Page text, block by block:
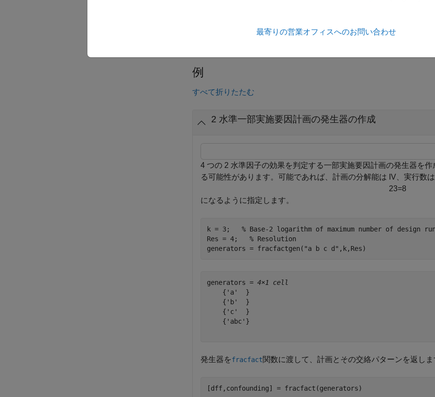
け入れる計画の発生器を返します。 fullFactorsを指定しない場合、
例
すべて折りたたむ
2 水準一部実施要因計画の発生器の作成
4 つの 2 水準因子の効果を判定する一部実施要因計画の発生器を
る可能性があります。可能であれば、計画の分解能は IV、実行数
23=8
になるように指定します。
k = 3; % Base-2 logarithm of maximum number of design
Res = 4; % Resolution
generators = fracfactgen( "a b c d" ,k,Res)
generators = 4×1 cell
    {'a'  }
    {'b'  }
    {'c'  }
    {'abc'}
発生器をfracfact関数に渡して、計画とその交絡パターンを返し
[dff,confounding] = fracfact(generators)
最寄りの営業オフィスへのお問い合わせ